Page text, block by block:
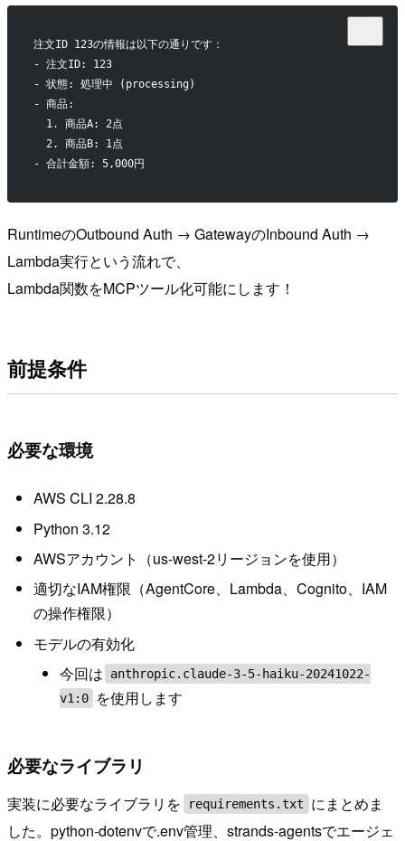
注文ID 123の情報は以下の通りです：
- 注文ID: 123
- 状態: 処理中 (processing)
- 商品:
  1. 商品A: 2点
  2. 商品B: 1点
- 合計金額: 5,000円
RuntimeのOutbound Auth → GatewayのInbound Auth →
Lambda実行という流れで、
Lambda関数をMCPツール化可能にします！
前提条件
必要な環境
AWS CLI 2.28.8
Python 3.12
AWSアカウント（us-west-2リージョンを使用）
適切なIAM権限（AgentCore、Lambda、Cognito、IAM
の操作権限）
モデルの有効化
今回は
anthropic.claude-3-5-haiku-20241022-
v1:0
を使用します
必要なライブラリ
実装に必要なライブラリを requirements.txt
にまとめま
した。python-dotenvで.env管理、strands-agentsでエージェ